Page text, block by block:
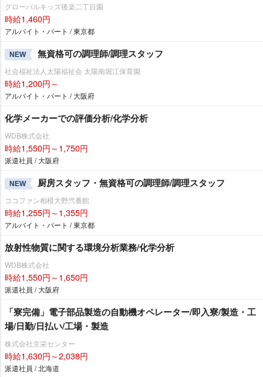
グローバルキッズ後楽二丁目園
時給1,460円
アルバイト・パート / 東京都
NEW 無資格可の調理師/調理スタッフ
社会福祉法人太陽福祉会 太陽南堀江保育園
時給1,200円～
アルバイト・パート / 大阪府
化学メーカーでの評価分析/化学分析
WDB株式会社
時給1,550円～1,750円
派遣社員 / 大阪府
NEW 厨房スタッフ・無資格可の調理師/調理スタッフ
ココファン相模大野弐番館
時給1,255円～1,355円
アルバイト・パート / 東京都
放射性物質に関する環境分析業務/化学分析
WDB株式会社
時給1,550円～1,650円
派遣社員 / 大阪府
「寮完備」電子部品製造の自動機オペレーター/即入寮/製造・工
場/日勤/日払い/工場・製造
株式会社京栄センター
時給1,630円～2,038円
派遣社員 / 北海道